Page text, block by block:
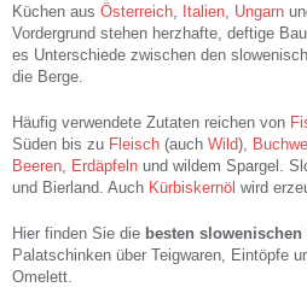
Küchen aus Österreich Italien Ungarn
Vordergrund stehen herzhafte, deftige
es Unterschiede zwischen den
die Berge.
Häufig verwendete Zutaten reichen von
Süden bis zu Fleisch (auch Wild),
Beeren
Erdäpfeln und wildem Spargel.
und Bierland. Auch Kürbiskernöl wird
Hier finden Sie die besten slowenischen
Palatschinken über Teigwaren, Eintöpfe
Omelett.